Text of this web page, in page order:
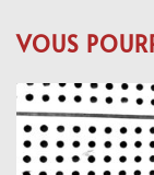
VOUS